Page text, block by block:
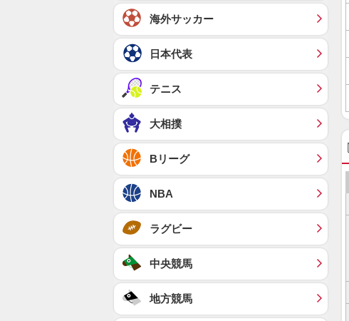
海外サッカー
日本代表
テニス
大相撲
Bリーグ
NBA
ラグビー
中央競馬
地方競馬